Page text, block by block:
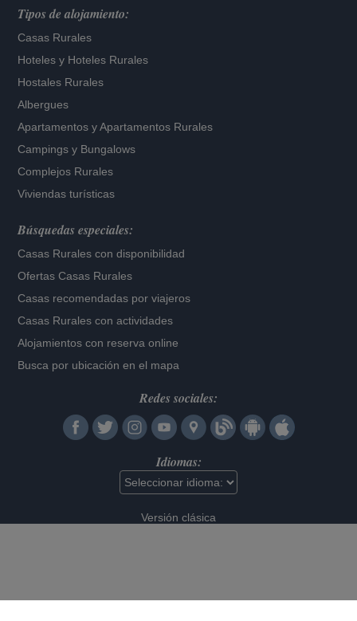
Tipos de alojamiento:
Casas Rurales
Hoteles y Hoteles Rurales
Hostales Rurales
Albergues
Apartamentos yApartamentos Rurales
Campings y Bungalows
Complejos Rurales
Viviendas turísticas
Búsquedas especiales:
Casas Rurales con disponibilidad
Ofertas Casas Rurales
Casas recomendadas por viajeros
Casas Rurales con actividades
Alojamientos con reserva online
Busca por ubicación en el mapa
Redes sociales:
Idiomas:
Versión clásica